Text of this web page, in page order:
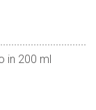
in 200 ml